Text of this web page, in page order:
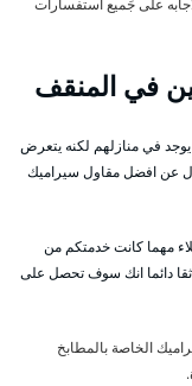
على جَميع استفسارات
في المنقف
في منازلهم لكنه يتعرض
عن افضل مقاول سيراميك
مهما كانت خدمتكم من
دائما انك سوف تحصل على
الخاصة بالمطابخ